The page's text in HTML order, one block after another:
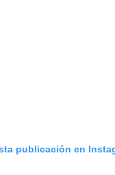
publicación en